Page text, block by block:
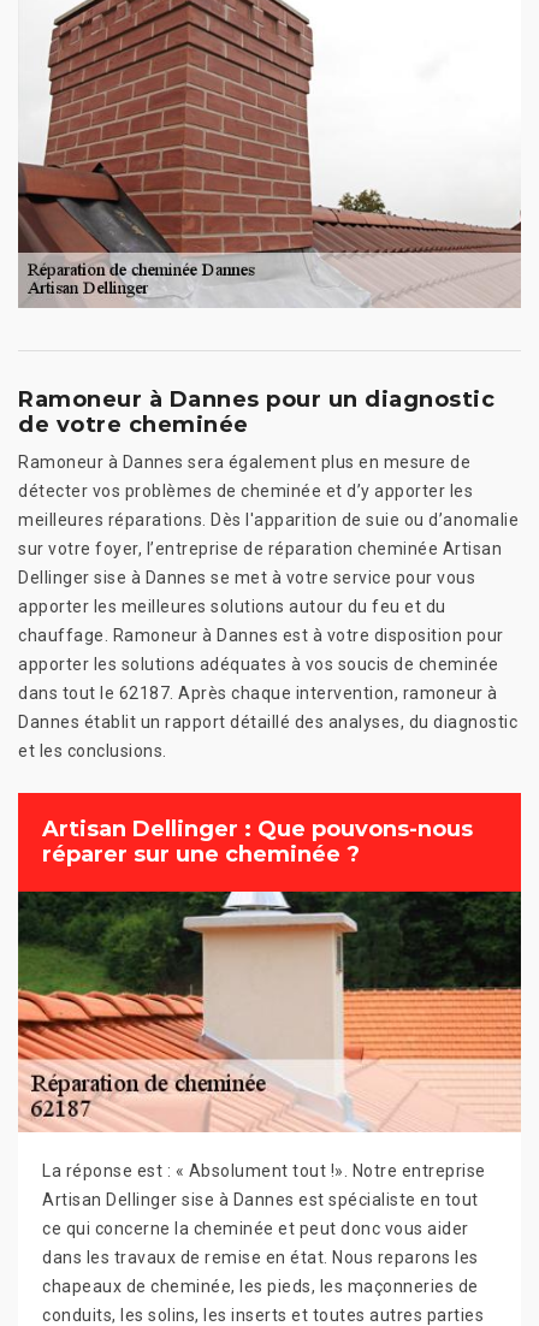
Ramoneur à Dannes pour un diagnostic
de votre cheminée
Ramoneur à Dannes sera également plus en mesure de
détecter vos problèmes de cheminée et d’y apporter les
meilleures réparations. Dès l'apparition de suie ou d’anomalie
sur votre foyer, l’entreprise de réparation cheminée Artisan
Dellinger sise à Dannes se met à votre service pour vous
apporter les meilleures solutions autour du feu et du
chauffage. Ramoneur à Dannes est à votre disposition pour
apporter les solutions adéquates à vos soucis de cheminée
dans tout le 62187. Après chaque intervention, ramoneur à
Dannes établit un rapport détaillé des analyses, du diagnostic
et les conclusions.
Artisan Dellinger : Que pouvons-nous
réparer sur une cheminée ?
La réponse est : « Absolument tout !». Notre entreprise
Artisan Dellinger sise à Dannes est spécialiste en tout
ce qui concerne la cheminée et peut donc vous aider
dans les travaux de remise en état. Nous reparons les
chapeaux de cheminée, les pieds, les maçonneries de
conduits, les solins, les inserts et toutes autres parties